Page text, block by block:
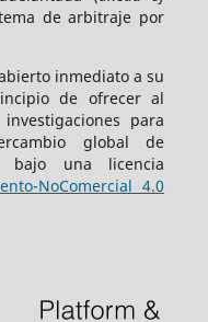
de arbitraje por
inmediato a su
de ofrecer al
para
global de
bajo una licencia
NoComercial 4.0